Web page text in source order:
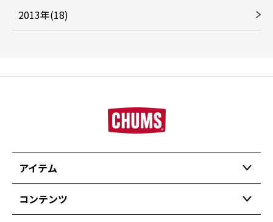
2013年(18)
アイテム
コンテンツ